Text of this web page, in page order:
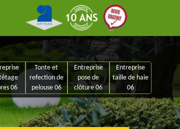
06
Tonte et
refection de
pelouse 06
Entreprise
pose de
clôture 06
Entreprise
taille de haie
06